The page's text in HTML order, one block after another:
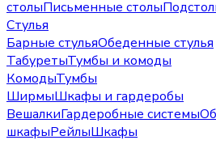
столыПисьменные столы
Стулья
Барные стульяОбеденные стулья
ТабуретыТумбы и комоды
КомодыТумбы
ШирмыШкафы и гардеробы
ВешалкиГардеробные системы
шкафыРейлыШкафы